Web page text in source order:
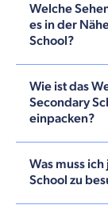
Welche
es in der
School?
Wie ist das
Secondary
einpacken?
Was muss
School zu